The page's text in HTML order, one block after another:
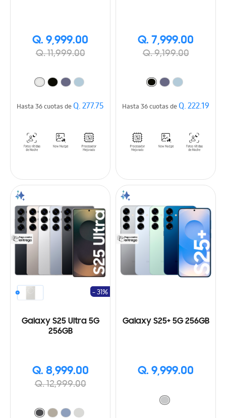
Q. 9,999.00
Q. 11,999.00
Hasta 36 cuotas deQ. 277.75
Q. 7,999.00
Q. 9,199.00
Hasta 36 cuotas deQ. 222.19
Galaxy S25 Ultra 5G
256GB
Q. 8,999.00
Q. 12,999.00
- 31%
Galaxy S25+ 5G 256GB
Q. 9,999.00